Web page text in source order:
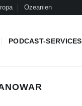
Ozeanien
PODCAST-SERVICES